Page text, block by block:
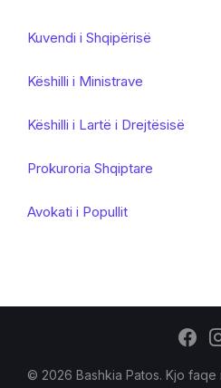
Kuvendi i Shqipërisë
Këshilli i Ministrave
Këshilli i Lartë i Drejtësisë
Prokuroria Shqiptare
Avokati i Popullit
© 2026 Bashkia Patos. Kjo faqe